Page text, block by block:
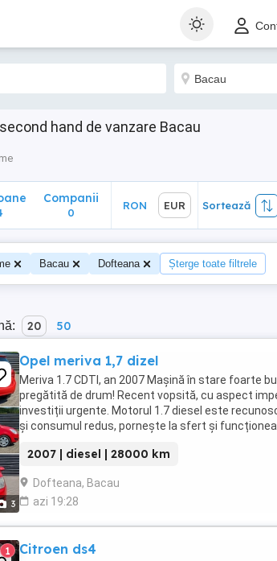
hand de vanzare Bacau
Sortează
Companii
0
RON EUR Sortează
Bacau Dofteana Șterge toate filtrele
20 50
3
Opel meriva 1,7 dizel
Meriva 1.7 CDTI, an 2007 Mașină în stare foarte
pregătită de drum! Recent vopsită, cu aspect
investiții urgente. Motorul 1.7 diesel este
și consumul redus, pornește la sfert și
2007 | diesel | 28000 km
Dofteana, Bacau
azi 19:28
1 Citroen ds4